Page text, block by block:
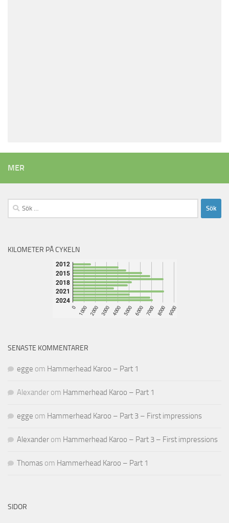
MER
Sök
efter:
KILOMETER PÅ CYKELN
SENASTE KOMMENTARER
egge om Hammerhead Karoo – Part 1
Alexander om Hammerhead Karoo – Part 1
egge om Hammerhead Karoo – Part 3 – First impressions
Alexander om Hammerhead Karoo – Part 3 – First impressions
Thomas om Hammerhead Karoo – Part 1
SIDOR